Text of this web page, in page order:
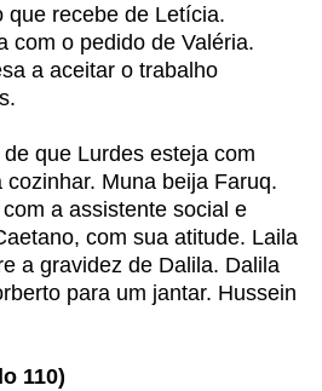
que recebe de Letícia.
com o pedido de Valéria.
a aceitar o trabalho
que Lurdes esteja com
cozinhar. Muna beija Faruq.
a assistente social e
com sua atitude. Laila
a gravidez de Dalila. Dalila
para um jantar. Hussein
110)